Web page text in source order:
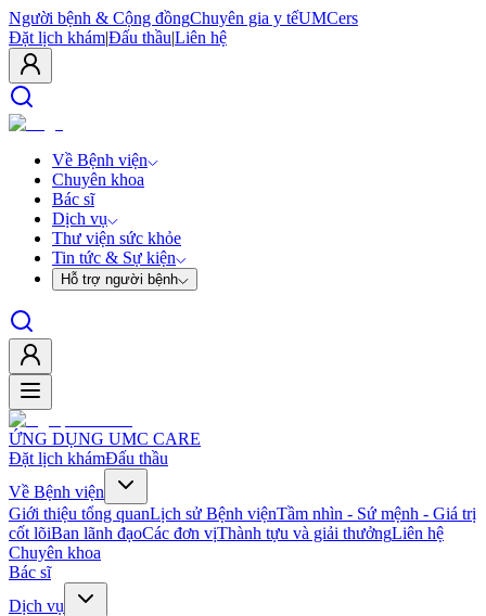
Người bệnh & Cộng đồngChuyên gia y tếUMCers
Đặt lịch khám|Đấu thầu|Liên hệ
Về Bệnh viện
Chuyên khoa
Bác sĩ
Dịch vụ
Thư viện sức khỏe
Tin tức & Sự kiện
Hỗ trợ người bệnh
ỨNG DỤNG UMC CARE
Đặt lịch khámĐấu thầu
Về Bệnh viện
Giới thiệu tổng quanLịch sử Bệnh việnTầm nhìn - Sứ mệnh - Giá trị
cốt lõiBan lãnh đạoCác đơn vịThành tựu và giải thưởngLiên hệ
Chuyên khoa
Bác sĩ
Dịch vụ